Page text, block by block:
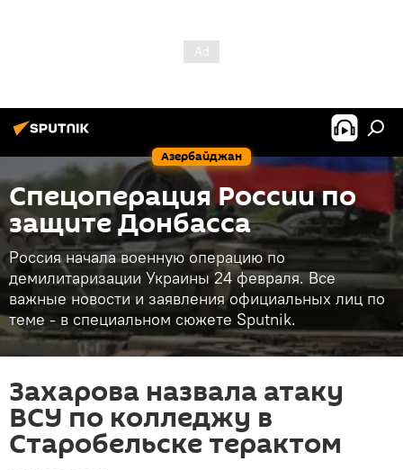
Азербайджан
Спецоперация России по
защите Донбасса
Россия начала военную операцию по
демилитаризации Украины 24 февраля. Все
важные новости и заявления официальных лиц по
теме - в специальном сюжете Sputnik.
Захарова назвала атаку
ВСУ по колледжу в
Старобельске терактом